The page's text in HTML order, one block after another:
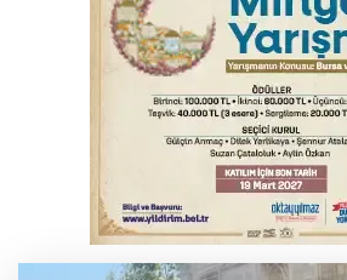
Polisin 'dur' ihtarına
duvarına tosladı
Bursa'da yolcu
kadın ağır yaralandı
Uludağ İçecek, 1. FC
sponsoru oldu